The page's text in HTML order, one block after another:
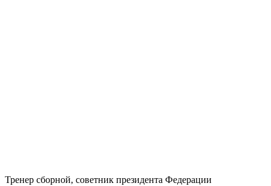
Тренер сборной, советник президента Федерации